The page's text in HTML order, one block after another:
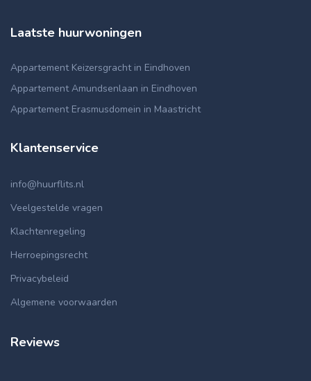
Laatste huurwoningen
Appartement Keizersgracht in Eindhoven
Appartement Amundsenlaan in Eindhoven
Appartement Erasmusdomein in Maastricht
Klantenservice
info@huurflits.nl
Veelgestelde vragen
Klachtenregeling
Herroepingsrecht
Privacybeleid
Algemene voorwaarden
Reviews